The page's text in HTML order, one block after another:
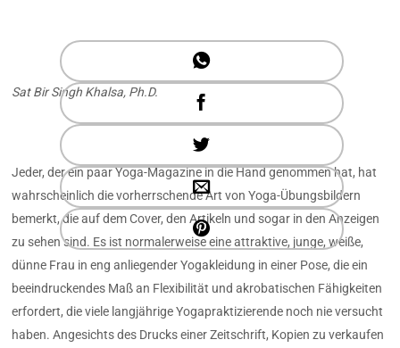
Sat Bir Singh Khalsa, Ph.D.
Jeder, der ein paar Yoga-Magazine in die Hand genommen hat, hat
wahrscheinlich die vorherrschende Art von Yoga-Übungsbildern
bemerkt, die auf dem Cover, den Artikeln und sogar in den Anzeigen
zu sehen sind. Es ist normalerweise eine attraktive, junge, weiße,
dünne Frau in eng anliegender Yogakleidung in einer Pose, die ein
beeindruckendes Maß an Flexibilität und akrobatischen Fähigkeiten
erfordert, die viele langjährige Yogapraktizierende noch nie versucht
haben. Angesichts des Drucks einer Zeitschrift, Kopien zu verkaufen